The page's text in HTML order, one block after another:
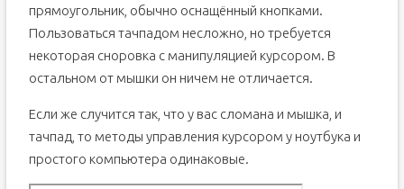
прямоугольник, обычно оснащённый кнопками.
Пользоваться тачпадом несложно, но требуется
некоторая сноровка с манипуляцией курсором. В
остальном от мышки он ничем не отличается.
Если же случится так, что у вас сломана и мышка, и
тачпад, то методы управления курсором у ноутбука и
простого компьютера одинаковые.